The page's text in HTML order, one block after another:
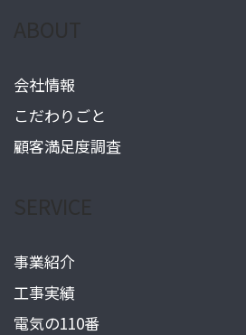
シ
ョ
ン
会社情報
こだわりごと
顧客満足度調査
事業紹介
工事実績
電気の110番